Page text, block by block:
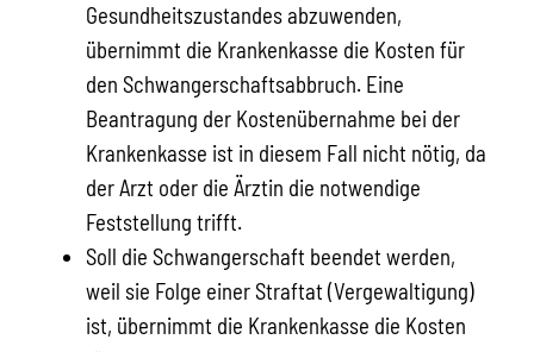
Gesundheitszustandes abzuwenden,
übernimmt die Krankenkasse die Kosten für
den Schwangerschaftsabbruch. Eine
Beantragung der Kostenübernahme bei der
Krankenkasse ist in diesem Fall nicht nötig, da
der Arzt oder die Ärztin die notwendige
Feststellung trifft.
Soll die Schwangerschaft beendet werden,
weil sie Folge einer Straftat (Vergewaltigung)
ist, übernimmt die Krankenkasse die Kosten